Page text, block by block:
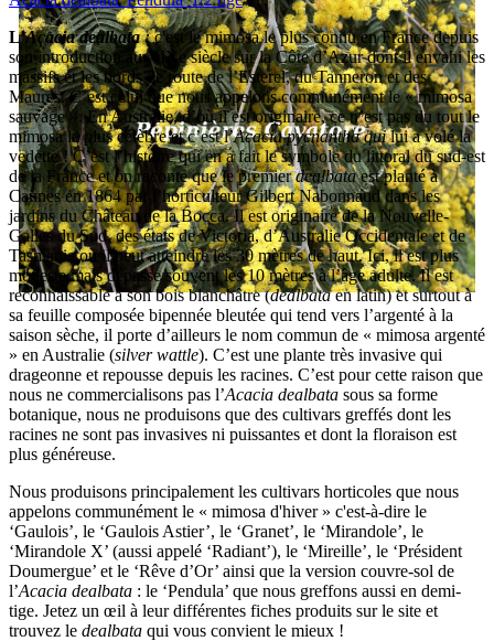
L’Acacia dealbata:c'est le mimosa le plus connu en France depuis
son introduction au XIXe siècle sur la Côte d’Azur dont il envahi les
massifs et les bords de route de l’Esterel, du Tanneron et des
Maures. C’est celui que nous appelons communément le « mimosa
sauvage ». En Australie, d’où il est originaire, ce n’est pas du tout le
mimosa le plus célèbre et c’est l’Acacia pycnantha quilui a volé la
vedette ! C’est l’histoire qui en a fait le symbole du littoral du sud-est
de la France et on raconte que le premierdealbataest planté à
Cannes en 1864 par l’horticulteur Gilbert Nabonnaud dans les
jardins du Château de la Bocca. Il est originaire de la Nouvelle-
Galles du Sud, des états de Victoria, d’Australie Occidentale et de
Tasmanie où il peut atteindre les 30 mètres de haut. Ici, il est plus
modeste mais dépasse souvent les 10 mètres à l’âge adulte. Il est
reconnaissable à son bois blanchâtre (dealbataen latin) et surtout à
sa feuille composée bipennée bleutée qui tend vers l’argenté à la
saison sèche, il porte d’ailleurs le nom commun de « mimosa argenté
» en Australie (silver wattle). C’est une plante très invasive qui
drageonne et repousse depuis les racines. C’est pour cette raison que
nous ne commercialisons pas l’Acacia dealbata sous sa forme
botanique, nous ne produisons que des cultivars greffés dont les
racines ne sont pas invasives ni puissantes et dont la floraison est
plus généreuse.
Nous produisons principalement les cultivars horticoles que nous
appelons communément le « mimosa d'hiver » c'est-à-dire le
‘Gaulois’, le ‘Gaulois Astier’, le ‘Granet’, le ‘Mirandole’, le
‘Mirandole X’ (aussi appelé ‘Radiant’), le ‘Mireille’, le ‘Président
Doumergue’ et le ‘Rêve d’Or’ ainsi que la version couvre-sol de
l’Acacia dealbata : le ‘Pendula’ que nous greffons aussi en demi-
tige. Jetez un œil à leur différentes fiches produits sur le site et
trouvez le dealbata qui vous convient le mieux !